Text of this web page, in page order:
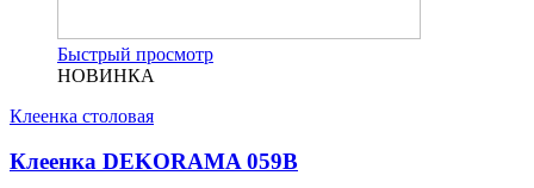
Быстрый просмотр
НОВИНКА
Клеенка столовая
Клеенка DEKORAMA 059B